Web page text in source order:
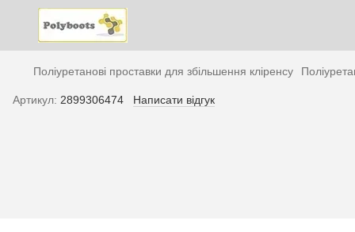
Поліуретанові проставки для збільшення кліренсу
Артикул: 2899306474 Написати відгук